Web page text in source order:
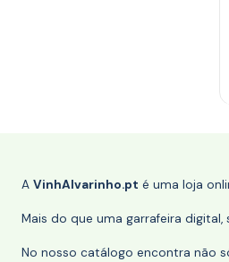
A VinhAlvarinho.pt é uma loja
Mais do que uma garrafeira
No nosso catálogo encontra não